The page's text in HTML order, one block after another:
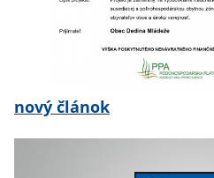
nový článok